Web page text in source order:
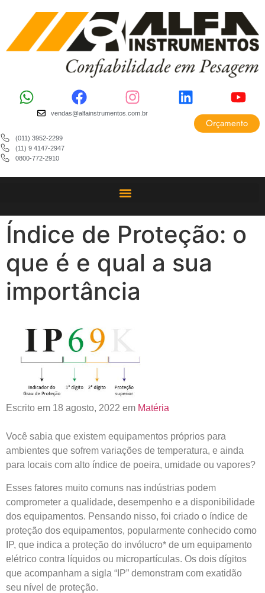
vendas@alfainstrumentos.com.br
Orçamento
(011) 3952-2299
(11) 9 4147-2947
0800-772-2910
Índice de Proteção: o
que é e qual a sua
importância
Escrito em 18 agosto, 2022 em Matéria
Você sabia que existem equipamentos próprios para
ambientes que sofrem variações de temperatura, e ainda
para locais com alto índice de poeira, umidade ou vapores?
Esses fatores muito comuns nas indústrias podem
comprometer a qualidade, desempenho e a disponibilidade
dos equipamentos. Pensando nisso, foi criado o índice de
proteção dos equipamentos, popularmente conhecido como
IP, que indica a proteção do invólucro* de um equipamento
elétrico contra líquidos ou micropartículas. Os dois dígitos
que acompanham a sigla “IP” demonstram com exatidão
seu nível de proteção.